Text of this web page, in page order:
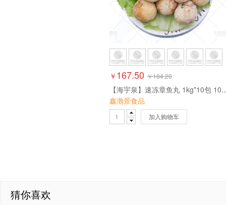
￥ 167.50 ￥184.20
【海宇泉】速
鑫渤景食品
加入购物车
猜你喜欢